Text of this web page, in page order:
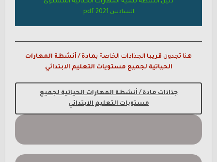
دليل أنشطة تنمية المهارات الحياتية المستوى
السادس 2021 pdf
هنا تجدون قريبا الجذاذات الخاصة بمادة / أنشطة المهارات
الحياتية لجميع مستويات التعليم الابتدائي
جذاذات مادة / أنشطة المهارات الحياتية لجميع
مستويات التعليم الابتدائي